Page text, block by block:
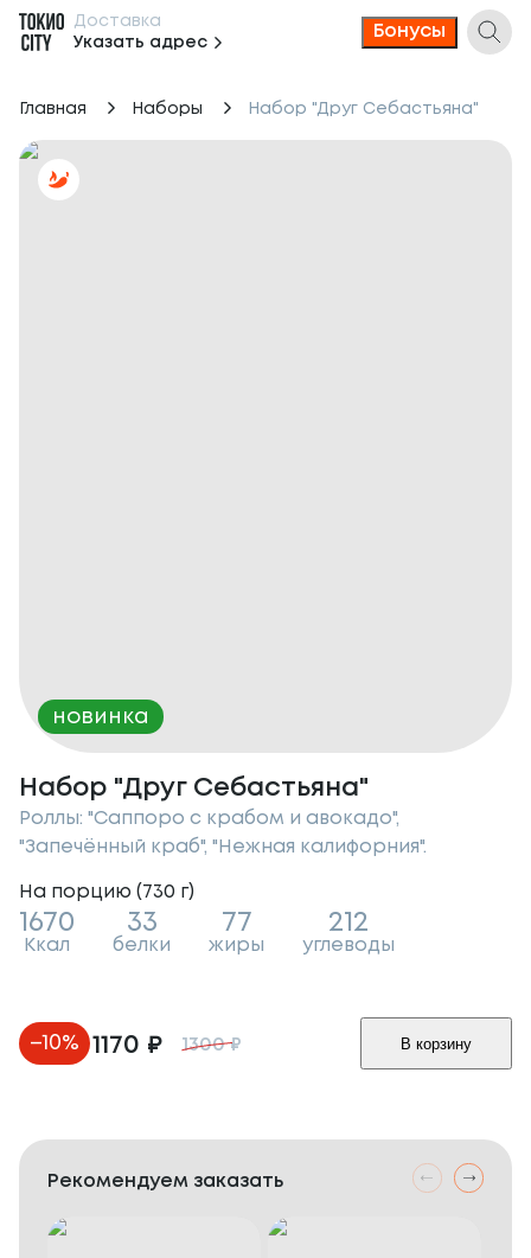
Доставка
Указать адрес
Бонусы
Главная Наборы Набор "Друг Себастьяна"
новинка
Набор "Друг Себастьяна"
Роллы: "Саппоро с крабом и авокадо",
"Запечённый краб", "Нежная калифорния".
На порцию (730 г)
1670
Ккал
33
белки
77
жиры
212
углеводы
–10% 1170 ₽ 1300₽ В корзину
Рекомендуем заказать